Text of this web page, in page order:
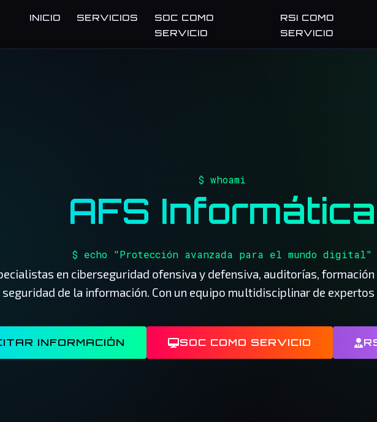
INICIO SERVICIOS
SOC COMO
SERVICIO
RSI COMO
SERVICIO
$ whoami
AFS Informática
$ echo "Protección avanzada para el mundo digital"
en ciberseguridad ofensiva y defensiva, auditorías,
seguridad de la información. Con un equipo multidisciplinar de
INFORMACIÓN SOC COMO SERVICIO